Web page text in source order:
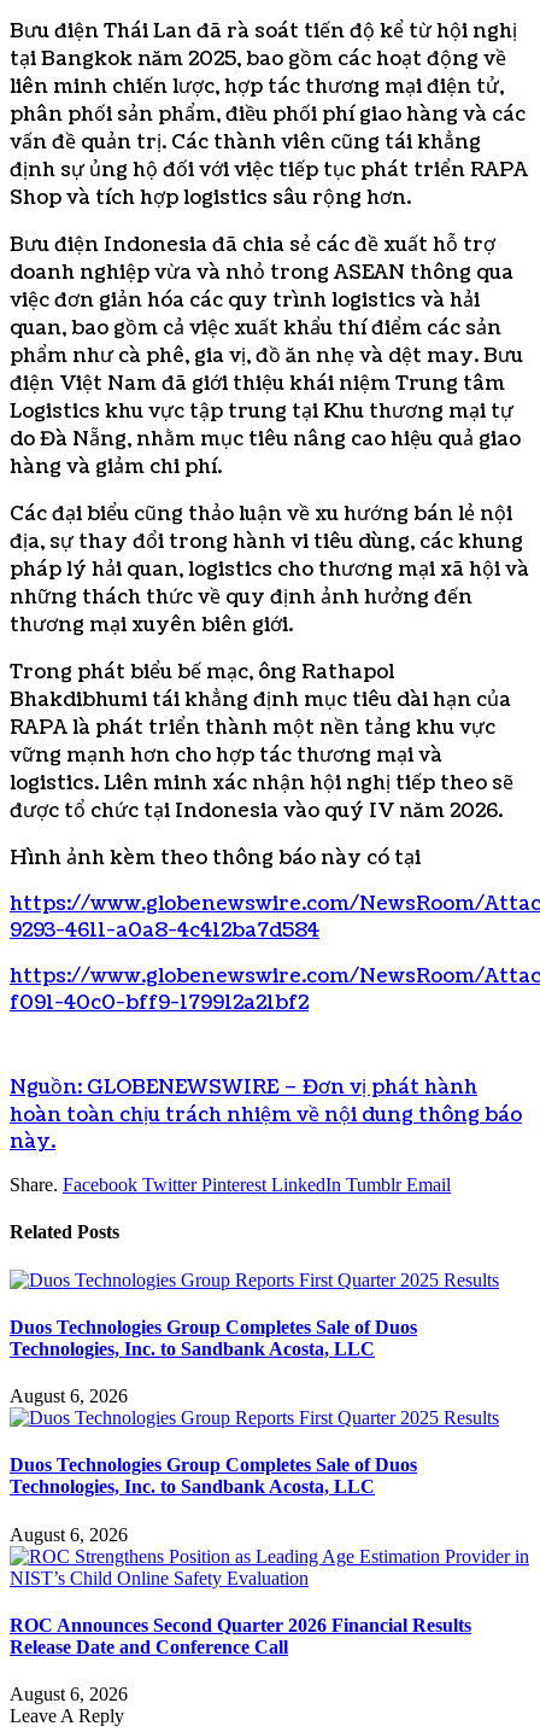
Bưu điện Thái Lan đã rà soát tiến độ kể từ hội nghị
tại Bangkok năm 2025, bao gồm các hoạt động về
liên minh chiến lược, hợp tác thương mại điện tử,
phân phối sản phẩm, điều phối phí giao hàng và các
vấn đề quản trị. Các thành viên cũng tái khẳng
định sự ủng hộ đối với việc tiếp tục phát triển RAPA
Shop và tích hợp logistics sâu rộng hơn.
Bưu điện Indonesia đã chia sẻ các đề xuất hỗ trợ
doanh nghiệp vừa và nhỏ trong ASEAN thông qua
việc đơn giản hóa các quy trình logistics và hải
quan, bao gồm cả việc xuất khẩu thí điểm các sản
phẩm như cà phê, gia vị, đồ ăn nhẹ và dệt may. Bưu
điện Việt Nam đã giới thiệu khái niệm Trung tâm
Logistics khu vực tập trung tại Khu thương mại tự
do Đà Nẵng, nhằm mục tiêu nâng cao hiệu quả giao
hàng và giảm chi phí.
Các đại biểu cũng thảo luận về xu hướng bán lẻ nội
địa, sự thay đổi trong hành vi tiêu dùng, các khung
pháp lý hải quan, logistics cho thương mại xã hội và
những thách thức về quy định ảnh hưởng đến
thương mại xuyên biên giới.
Trong phát biểu bế mạc, ông Rathapol
Bhakdibhumi tái khẳng định mục tiêu dài hạn của
RAPA là phát triển thành một nền tảng khu vực
vững mạnh hơn cho hợp tác thương mại và
logistics. Liên minh xác nhận hội nghị tiếp theo sẽ
được tổ chức tại Indonesia vào quý IV năm 2026.
Hình ảnh kèm theo thông báo này có tại
https://www.globenewswire.com/NewsRoom/
9293-4611-a0a8-4c412ba7d584
https://www.globenewswire.com/NewsRoom/
f091-40c0-bff9-179912a21bf2
Nguồn: GLOBENEWSWIRE – Đơn vị phát hành
hoàn toàn chịu trách nhiệm về nội dung thông báo
này.
Share. Facebook Twitter Pinterest LinkedIn Tumblr Email
Related Posts
Duos Technologies Group Completes Sale of Duos
Technologies, Inc. to Sandbank Acosta, LLC
August 6, 2026
Duos Technologies Group Completes Sale of Duos
Technologies, Inc. to Sandbank Acosta, LLC
August 6, 2026
ROC Announces Second Quarter 2026 Financial Results
Release Date and Conference Call
August 6, 2026
Leave A Reply